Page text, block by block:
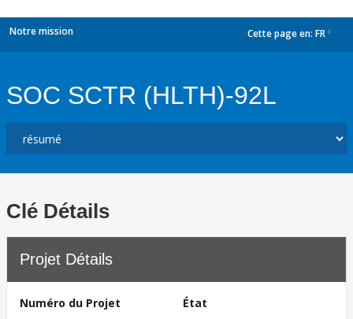
Notre mission Cette page en: FR
SOC SCTR (HLTH)-92L
Clé Détails
Projet Détails
Numéro du Projet
État